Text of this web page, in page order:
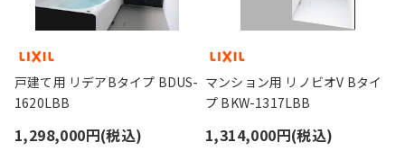
戸建て用 リデアBタイプ BDUS-
1620LBB
1,298,000円(税込)
マンション用 リノビオV Bタイ
プ BKW-1317LBB
1,314,000円(税込)